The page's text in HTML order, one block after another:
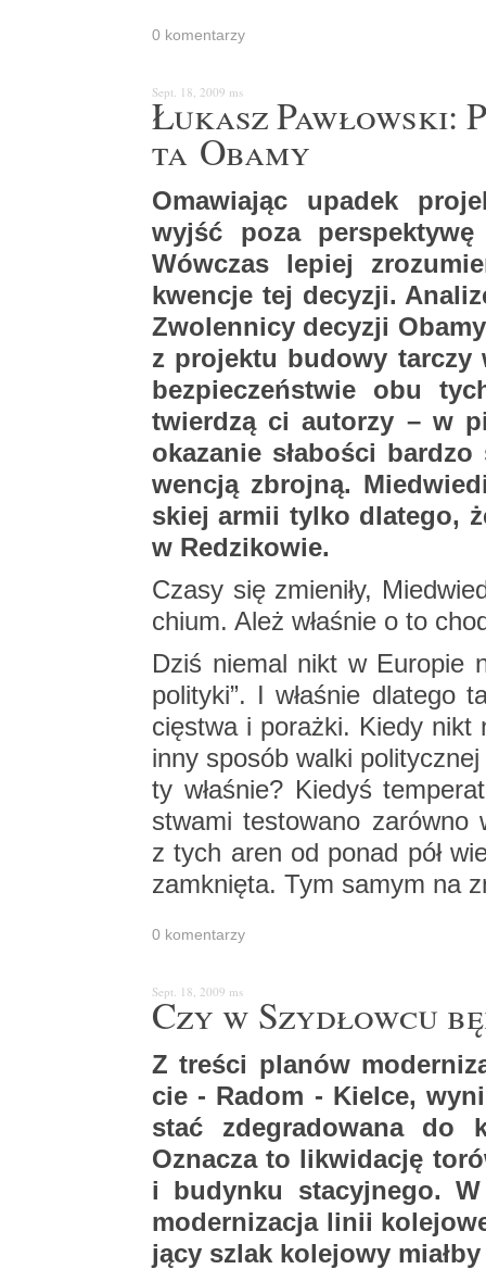
0 ko­men­ta­rzy
Sept. 18, 2009 ms
Łu­kasz Paw­łow­ski:
ta Obamy
Oma­wia­jąc upa­dek
wyjść poza
Wów­czas le­piej
kwen­cje tej de­cy­zji.
Zwo­len­ni­cy de­cy­zji
z pro­jek­tu bu­do­wy
bez­pie­czeń­stwie obu
twier­dzą ci au­to­rzy – w
oka­za­nie sła­bo­ści
wen­cją zbroj­ną.
skiej armii tylko dla­te­go,
w Re­dzi­ko­wie.
Czasy się zmie­ni­ły,
chium. Ależ wła­śnie o to
Dziś nie­mal nikt w Eu­ro­pie
po­li­ty­ki”. I wła­śnie dla­te­go
cię­stwa i po­raż­ki. Kiedy nikt
inny spo­sób walki
ty wła­śnie? Kie­dyś
stwa­mi te­sto­wa­no
z tych aren od ponad pół
za­mknię­ta. Tym samym na
0 ko­men­ta­rzy
Sept. 18, 2009 ms
Czy w Szy­dłow­cu
Z tre­ści pla­nów
cie - Radom - Kiel­ce,
stać zde­gra­do­wa­na do
Ozna­cza to li­kwi­da­cję
i bu­dyn­ku sta­cyj­ne­go.
mo­der­ni­za­cja linii
ją­cy szlak ko­le­jo­wy